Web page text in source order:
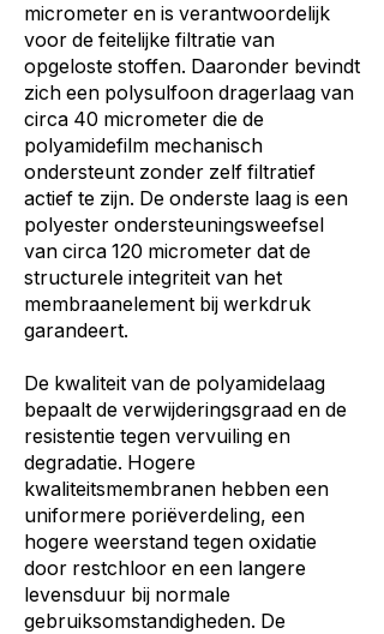
micrometer en is verantwoordelijk
voor de feitelijke filtratie van
opgeloste stoffen. Daaronder bevindt
zich een polysulfoon dragerlaag van
circa 40 micrometer die de
polyamidefilm mechanisch
ondersteunt zonder zelf filtratief
actief te zijn. De onderste laag is een
polyester ondersteuningsweefsel
van circa 120 micrometer dat de
structurele integriteit van het
membraanelement bij werkdruk
garandeert.
De kwaliteit van de polyamidelaag
bepaalt de verwijderingsgraad en de
resistentie tegen vervuiling en
degradatie. Hogere
kwaliteitsmembranen hebben een
uniformere poriëverdeling, een
hogere weerstand tegen oxidatie
door restchloor en een langere
levensduur bij normale
gebruiksomstandigheden. De